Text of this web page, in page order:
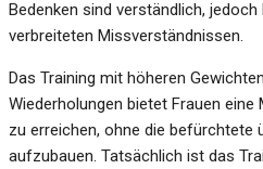
Bedenken sind verständlich,
verbreiteten Missverständnissen.
Das Training mit höheren
Wiederholungen bietet Frauen eine
zu erreichen, ohne die befürchtete
aufzubauen. Tatsächlich ist das